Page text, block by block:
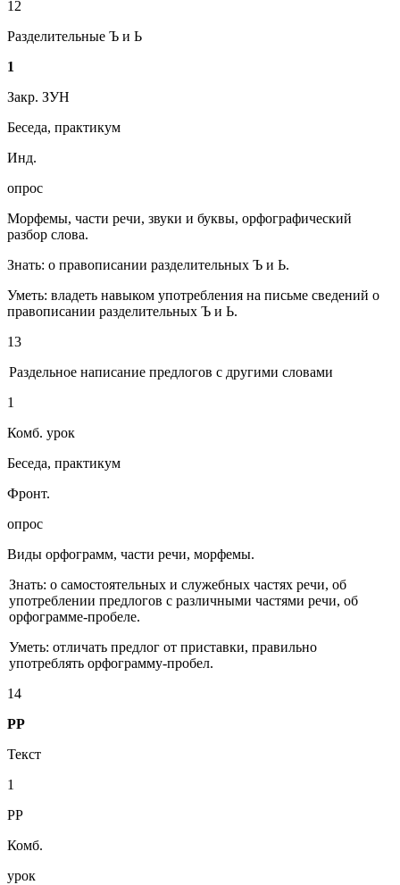
12
Разделительные Ъ и Ь
1
Закр. ЗУН
Беседа, практикум
Инд.
опрос
Морфемы, части речи, звуки и буквы, орфографический
разбор слова.
Знать: о правописании разделительных Ъ и Ь.
Уметь: владеть навыком употребления на письме сведений о
правописании разделительных Ъ и Ь.
13
Раздельное написание предлогов с другими словами
1
Комб. урок
Беседа, практикум
Фронт.
опрос
Виды орфограмм, части речи, морфемы.
Знать: о самостоятельных и служебных частях речи, об
употреблении предлогов с различными частями речи, об
орфограмме-пробеле.
Уметь: отличать предлог от приставки, правильно
употреблять орфограмму-пробел.
14
РР
Текст
1
РР
Комб.
урок